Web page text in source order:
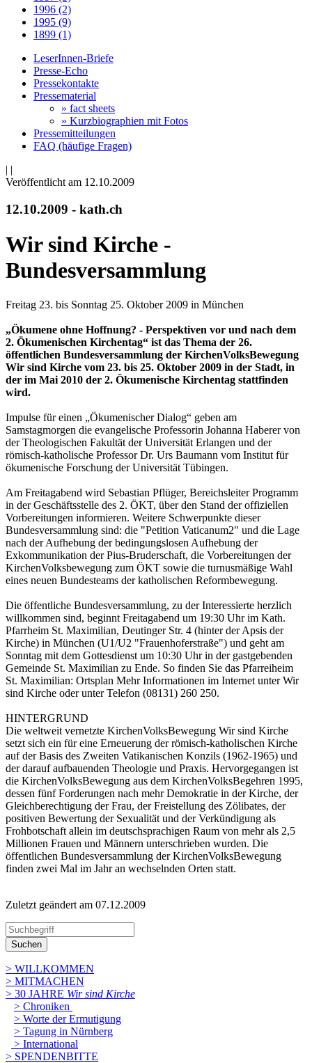
1996 (2)
1995 (9)
1899 (1)
LeserInnen-Briefe
Presse-Echo
Pressekontakte
Pressematerial
» fact sheets
» Kurzbiographien mit Fotos
Pressemitteilungen
FAQ (häufige Fragen)
| |
Veröffentlicht am 12­.10.2009
12.10.2009 - kath.ch
Wir sind Kirche -
Bundesversammlung
Freitag 23. bis Sonntag 25. Oktober 2009 in München
„Ökumene ohne Hoffnung? - Perspektiven vor und nach dem
2. Ökumenischen Kirchentag“ ist das Thema der 26.
öffentlichen Bundesversammlung der KirchenVolksBewegung
Wir sind Kirche vom 23. bis 25. Oktober 2009 in der Stadt, in
der im Mai 2010 der 2. Ökumenische Kirchentag stattfinden
wird.
Impulse für einen „Ökumenischer Dialog“ geben am
Samstagmorgen die evangelische Professorin Johanna Haberer von
der Theologischen Fakultät der Universität Erlangen und der
römisch-katholische Professor Dr. Urs Baumann vom Institut für
ökumenische Forschung der Universität Tübingen.
Am Freitagabend wird Sebastian Pflüger, Bereichsleiter Programm
in der Geschäftsstelle des 2. ÖKT, über den Stand der offiziellen
Vorbereitungen informieren. Weitere Schwerpunkte dieser
Bundesversammlung sind: die "Petition Vaticanum2" und die Lage
nach der Aufhebung der bedingungslosen Aufhebung der
Exkommunikation der Pius-Bruderschaft, die Vorbereitungen der
KirchenVolksbewegung zum ÖKT sowie die turnusmäßige Wahl
eines neuen Bundesteams der katholischen Reformbewegung.
Die öffentliche Bundesversammlung, zu der Interessierte herzlich
willkommen sind, beginnt Freitagabend um 19:30 Uhr im Kath.
Pfarrheim St. Maximilian, Deutinger Str. 4 (hinter der Apsis der
Kirche) in München (U1/U2 "Frauenhoferstraße") und geht am
Sonntag mit dem Gottesdienst um 10:30 Uhr in der gastgebenden
Gemeinde St. Maximilian zu Ende. So finden Sie das Pfarreiheim
St. Maximilian: Ortsplan Mehr Informationen im Internet unter Wir
sind Kirche oder unter Telefon (08131) 260 250.
HINTERGRUND
Die weltweit vernetzte KirchenVolksBewegung Wir sind Kirche
setzt sich ein für eine Erneuerung der römisch-katholischen Kirche
auf der Basis des Zweiten Vatikanischen Konzils (1962-1965) und
der darauf aufbauenden Theologie und Praxis. Hervorgegangen ist
die KirchenVolksBewegung aus dem KirchenVolksBegehren 1995,
dessen fünf Forderungen nach mehr Demokratie in der Kirche, der
Gleichberechtigung der Frau, der Freistellung des Zölibates, der
positiven Bewertung der Sexualität und der Verkündigung als
Frohbotschaft allein im deutschsprachigen Raum von mehr als 2,5
Millionen Frauen und Männern unterschrieben wurden. Die
öffentlichen Bundesversammlung der KirchenVolksBewegung
finden zwei Mal im Jahr an wechselnden Orten statt.
Zuletzt geändert am 07­.12.2009
Suchen
> WILLKOMMEN
> MITMACHEN
> 30 JAHRE Wir sind Kirche
> Chroniken
> Worte der Ermutigung
> Tagung in Nürnberg
> International
> SPENDENBITTE